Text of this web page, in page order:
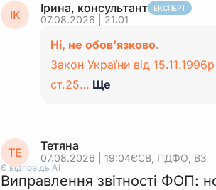
ІК Ірина, консультант ЕКСПЕРТ
07.08.2026 | 21:01
Ні, не обов'язково.
Закон України від
ст.25… Ще
ТЕ Тетяна
07.08.2026 | 19:04ЄСВ, ПДФО, ВЗ
Є відповідь АІ
Виправлення звітності ФОП: